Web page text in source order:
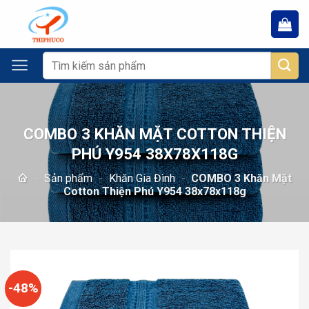
dung
Tìm
kiếm:
COMBO 3 KHĂN MẶT COTTON THIỆN
PHÚ Y954 38X78X118G
Sản phẩm - Khăn Gia Đình - COMBO 3 Khăn Mặt
Cotton Thiện Phú Y954 38x78x118g
-48%